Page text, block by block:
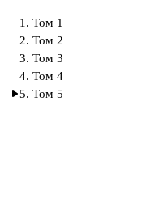
1. Том 1
2. Том 2
3. Том 3
4. Том 4
5. Том 5